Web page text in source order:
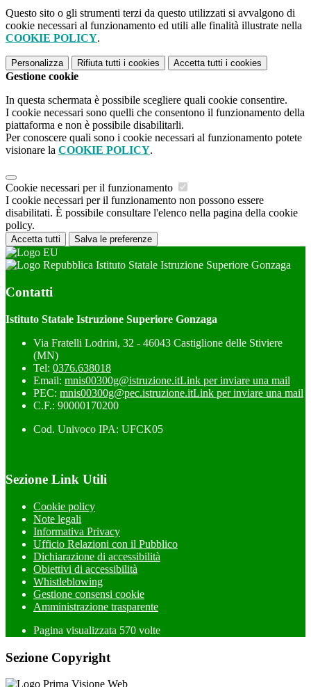
Questo sito o gli strumenti terzi da questo utilizzati si avvalgono di
cookie necessari al funzionamento ed utili alle finalità illustrate nella
COOKIE POLICY.
Personalizza Rifiuta tutti i cookies Accetta tutti i cookies
Gestione cookie
In questa schermata è possibile scegliere quali cookie consentire.
I cookie necessari sono quelli che consentono il funzionamento della
piattaforma e non è possibile disabilitarli.
Per conoscere quali sono i cookie necessari al funzionamento potete
visionare la COOKIE POLICY.
Cookie necessari per il funzionamento
I cookie necessari per il funzionamento non possono essere
disabilitati. È possibile consultare l'elenco nella pagina della cookie
policy.
Accetta tutti Salva le preferenze
Istituto Statale Istruzione Superiore Gonzaga
Contatti
Istituto Statale Istruzione Superiore Gonzaga
Via Fratelli Lodrini, 32 - 46043 Castiglione delle Stiviere
(MN)
Tel: 0376.638018
Email: mnis00300g@istruzione.itLink per inviare una mail
PEC: mnis00300g@pec.istruzione.itLink per inviare una mail
C.F.: 90000170200
Cod. Univoco IPA: UFCK05
Sezione Link Utili
Cookie policy
Note legali
Informativa Privacy
Ufficio Relazioni con il Pubblico
Dichiarazione di accessibilità
Obiettivi di accessibilità
Whistleblowing
Gestione consensi cookie
Amministrazione trasparente
Pagina visualizzata 570 volte
Sezione Copyright